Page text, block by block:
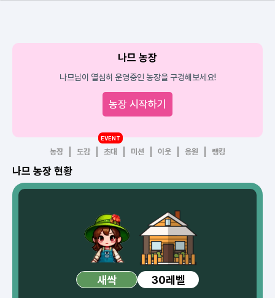
나므 농장
나므님이 열심히 운영중인 농장을 구경해보세요!
농장 시작하기
농장 도감 초대
EVENT
미션 이웃 응원 랭킹
나므 농장 현황
새싹 30레벨